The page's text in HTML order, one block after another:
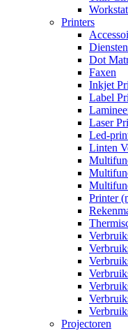
Printers
Dot
Faxen
Inkjet
Label
Laser
Led-
Linten
Printer
Projectoren